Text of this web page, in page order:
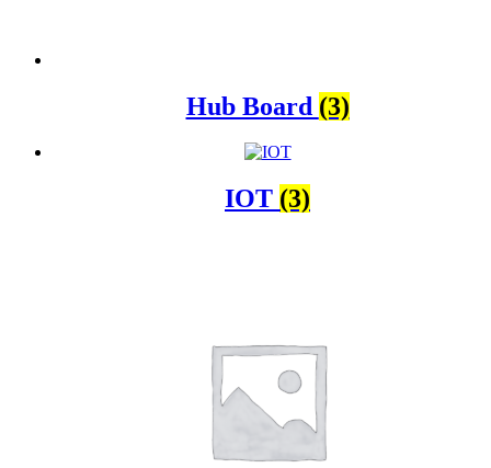
Hub Board (3)
IOT (3)